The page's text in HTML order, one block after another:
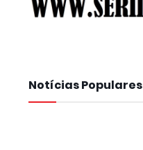
Notícias Populares